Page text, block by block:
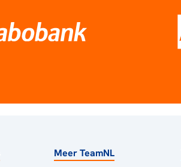
Meer TeamNL